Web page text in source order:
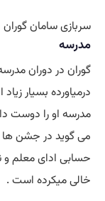
سربازی سامان گوران
مدرسه
گوران در دوران
درمیاورده بسیار
مدرسه او را دوست
می گوید در جشن ها
حسابی ادای معلم و
خالی میکرده است .